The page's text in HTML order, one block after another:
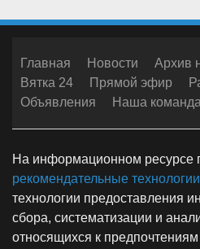
Главная Новости Архив
Вятка 24
Прямой эфир
Объявления
Наша команда
На информационном ресурсе
рекомендательные технологии
технологии предоставления
сбора, систематизации и
относящихся к предпочтениям